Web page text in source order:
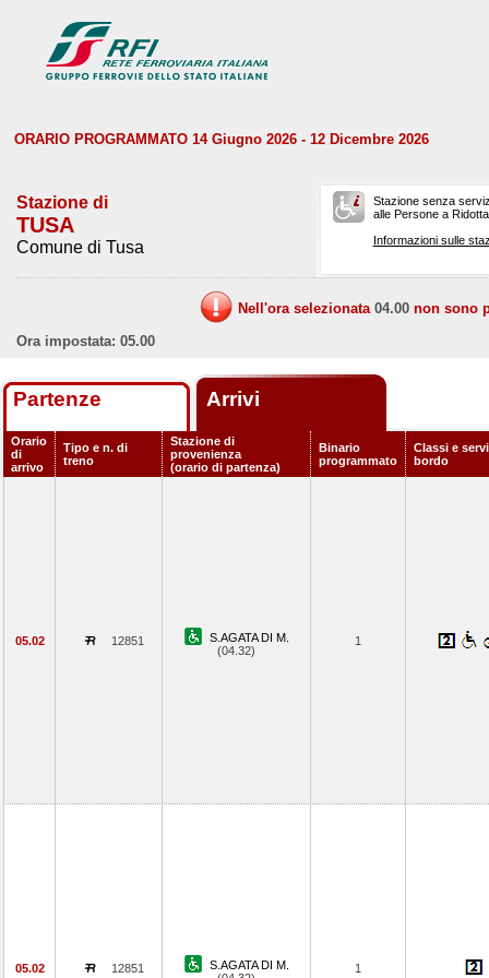
ORARIO PROGRAMMATO 14 Giugno 2026 - 12 Dicembre 2026
Stazione di
TUSA
Comune di Tusa
Stazione senza
alle Persone a
Informazioni sulle
Nell'ora selezionata 04.00 non sono
Ora impostata: 05.00
Partenze Arrivi
Orario
di
arrivo
Tipo e n. di
treno
Stazione di
provenienza
(orario di partenza)
Binario
programmato
Classi e
bordo
05.02 12851
S.AGATA DI M.
(04.32)
1
05.02 12851
S.AGATA DI M.
1